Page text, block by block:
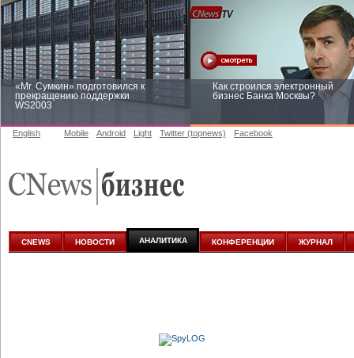
«Mr. Сумкин» подготовился к
прекращению поддержки
WS2003
Как строился электронный
бизнес Банка Москвы?
аналитике
English Mobile Android Light Twitter (topnews) Facebook
CNEWS НОВОСТИ АНАЛИТИКА КОНФЕРЕНЦИИ ЖУРНАЛ